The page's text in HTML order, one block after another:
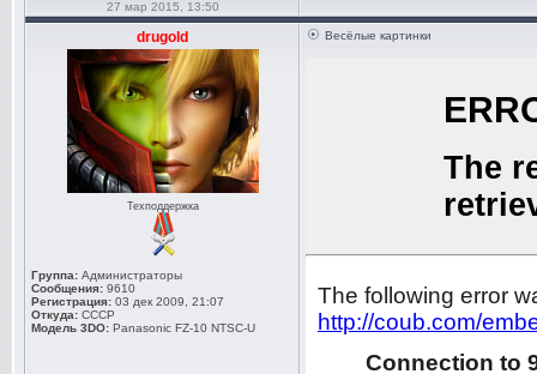
27 мар 2015, 13:50
drugold
Техподдержка
Группа: Администраторы
Сообщения: 9610
Регистрация: 03 дек 2009, 21:07
Откуда: СССР
Модель 3DO: Panasonic FZ-10 NTSC-U
Весёлые картинки